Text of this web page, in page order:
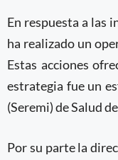
En respuesta a las
ha realizado un
Estas acciones
estrategia fue un
(Seremi) de Salud
Por su parte la